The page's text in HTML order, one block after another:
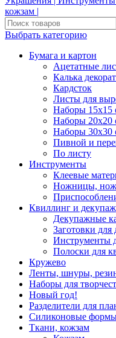
Выбрать категорию
Бумага и картон
Ацетатные
Калька
Кардсток
Листы для
Наборы 15х15
Наборы 20х20
Наборы 30х30
Пивной и
По листу
Инструменты
Клеевые
Ножницы,
Квиллинг и декупаж
Декупажные
Заготовки для
Инструменты
Полоски для
Кружево
Ленты, шнуры,
Наборы для
Новый год!
Разделители для
Силиконовые
Ткани, кожзам